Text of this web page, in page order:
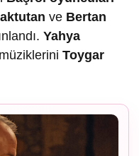
ve Bertan
Yahya
Toygar